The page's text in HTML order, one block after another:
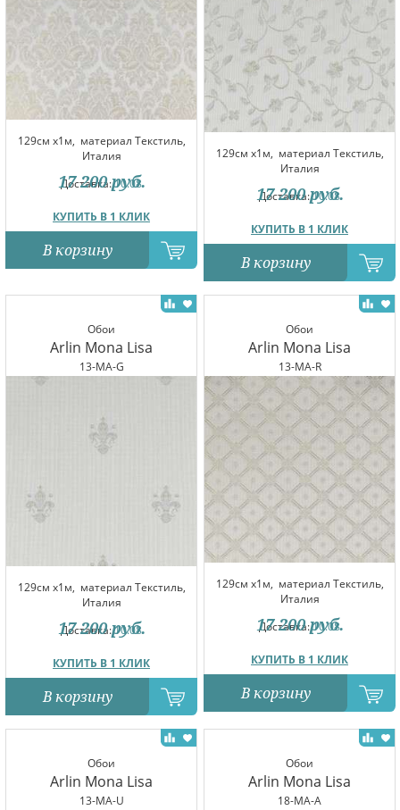
129см x1м, материал Текстиль,
Италия
Доставка:10.08
КУПИТЬ В 1 КЛИК
17 200 руб.
В корзину
129см x1м, материал Текстиль,
Италия
Доставка:10.08
КУПИТЬ В 1 КЛИК
17 200 руб.
В корзину
Обои
Arlin Mona Lisa
13-MA-G
129см x1м, материал Текстиль,
Италия
Доставка:10.08
КУПИТЬ В 1 КЛИК
17 200 руб.
В корзину
Обои
Arlin Mona Lisa
13-MA-R
129см x1м, материал Текстиль,
Италия
Доставка:10.08
КУПИТЬ В 1 КЛИК
17 200 руб.
В корзину
Обои
Arlin Mona Lisa
13-MA-U
Обои
Arlin Mona Lisa
18-MA-A